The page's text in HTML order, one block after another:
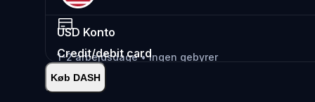
USD Konto
1-2 arbejdsdage • Ingen gebyrer
Credit/debit card
Øjeblikkelig
Køb DASH